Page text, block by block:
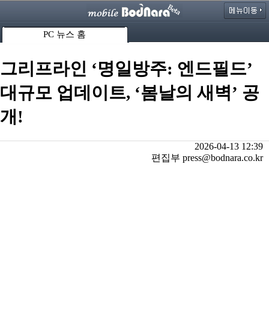
PC 뉴스 홈
그리프라인 ‘명일방주: 엔드필드’
대규모 업데이트, ‘봄날의 새벽’ 공
개!
2026-04-13 12:39
편집부 press@bodnara.co.kr